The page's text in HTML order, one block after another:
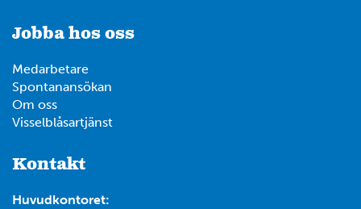
Jobba hos oss
Medarbetare
Spontanansökan
Om oss
Visselblåsartjänst
Kontakt
Huvudkontoret: